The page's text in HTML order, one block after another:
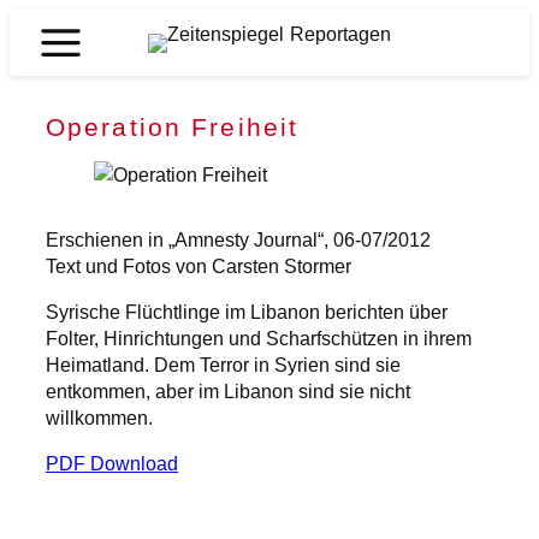
Inhalt
Zeitenspiegel
Operation Freiheit
Erschienen in „Amnesty Journal“, 06-07/2012
Text und Fotos von Carsten Stormer
Syrische Flüchtlinge im Libanon berichten über
Folter, Hinrichtungen und Scharfschützen in ihrem
Heimatland. Dem Terror in Syrien sind sie
entkommen, aber im Libanon sind sie nicht
willkommen.
PDF Download